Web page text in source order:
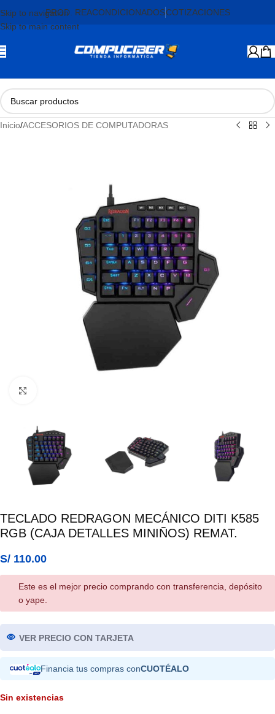
Skip to navigation
Skip to main content
PROD. REACONDICIONADOSCOTIZACIONES
Inicio/ACCESORIOS DE COMPUTADORAS
TECLADO REDRAGON MECÁNICO DITI K585
RGB (CAJA DETALLES MINIÑOS) REMAT.
S/ 110.00
Este es el mejor precio comprando con transferencia, depósito
o yape.
VER PRECIO CON TARJETA
Financia tus compras conCUOTÉALO
Sin existencias